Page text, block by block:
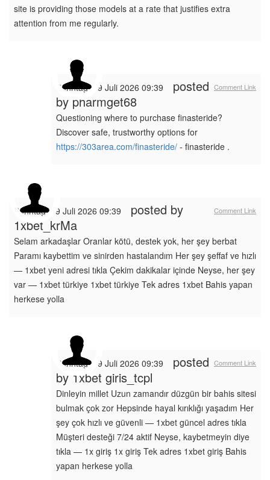
site is providing those models at a rate that justifies extra
attention from me regularly.
Comment Link
Sonntag, 19 Juli 2026 09:39
posted
by pharmget68
Questioning where to purchase finasteride?
Discover safe, trustworthy options for
https://303area.com/finasteride/ - finasteride .
Comment Link
Sonntag, 19 Juli 2026 09:39
posted by
1xbet_krMa
Selam arkadaşlar Oranlar kötü, destek yok, her şey berbat
Paramı kaybettim ve sinirden hastalandım Her şey şeffaf ve hızlı
— 1xbet yeni adresi tıkla Çekim dakikalar içinde Neyse, her şey
var — 1xbet türkiye 1xbet türkiye Tek adres 1xbet Bahis yapan
herkese yolla
Comment Link
Sonntag, 19 Juli 2026 09:39
posted
by 1xbet giris_tcpl
Dinleyin millet Uzun zamandır düzgün bir bahis sitesi
bulmak çok zor Hepsinde hayal kırıklığı yaşadım Her
şey çok hızlı ve güvenli — 1xbet güncel adres tıkla
Müşteri desteği 7/24 aktif Neyse, kaybetmeyin diye
tıkla — 1x giriş 1x giriş Tek adres 1xbet giriş Bahis
yapan herkese yolla